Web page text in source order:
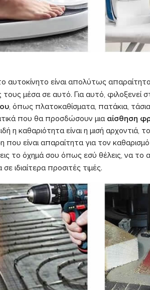
αυτοκίνητο είναι απολύτως
μέσα σε αυτό. Για αυτό, φιλοξενεί
, όπως πλατοκαθίσματα, πατάκια,
που θα προσδώσουν μια αίσθηση
η καθαριότητα είναι η μισή αρχοντιά,
που είναι απαραίτητα για τον
το όχημά σου όπως εσύ θέλεις, να το
ιδιαίτερα προσιτές τιμές.